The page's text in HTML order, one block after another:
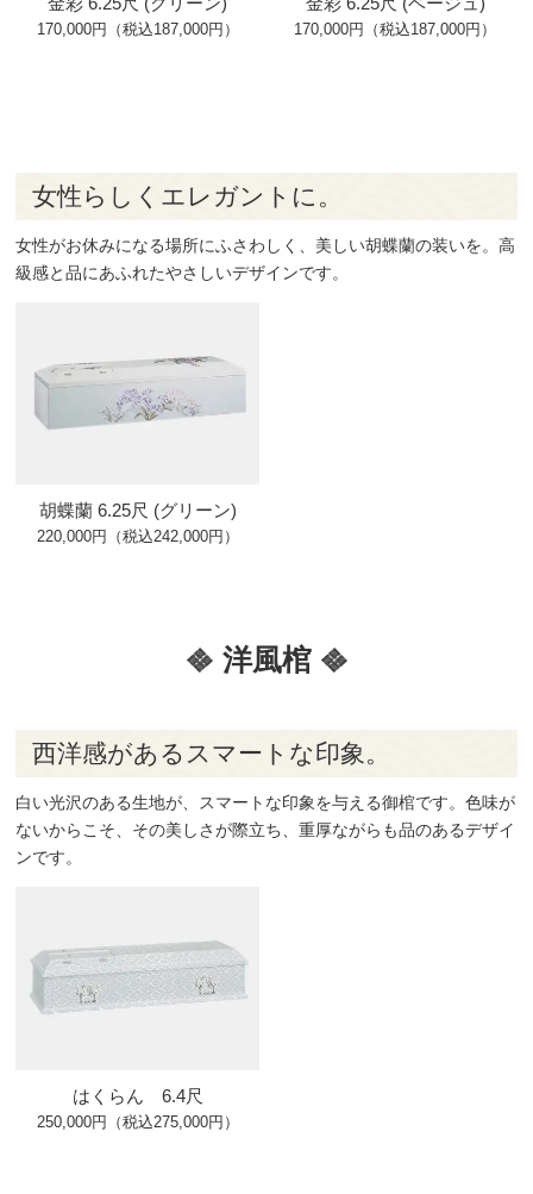
170,000円（税込187,000円） 170,000円（税込187,000円）
女性らしくエレガントに。
女性がお休みになる場所にふさわしく、美しい胡蝶蘭の装いを。高
級感と品にあふれたやさしいデザインです。
胡蝶蘭 6.25尺 (グリーン)
220,000円（税込242,000円）
洋風棺
西洋感があるスマートな印象。
白い光沢のある生地が、スマートな印象を与える御棺です。色味が
ないからこそ、その美しさが際立ち、重厚ながらも品のあるデザイ
ンです。
はくらん 6.4尺
250,000円（税込275,000円）